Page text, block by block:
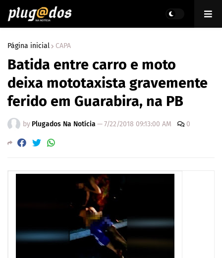
Página inicial CAPA
Batida entre carro e moto
deixa mototaxista gravemente
ferido em Guarabira, na PB
by Plugados Na Notícia —7/22/2018 09:13:00 AM 0